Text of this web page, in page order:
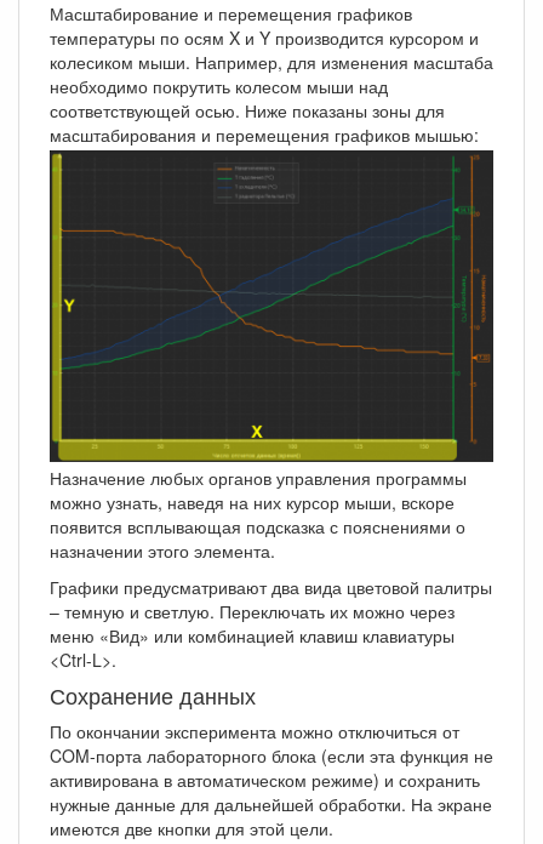
Масштабирование и перемещения графиков
температуры по осям X и Y производится курсором и
колесиком мыши. Например, для изменения масштаба
необходимо покрутить колесом мыши над
соответствующей осью. Ниже показаны зоны для
масштабирования и перемещения графиков мышью:
Назначение любых органов управления программы
можно узнать, наведя на них курсор мыши, вскоре
появится всплывающая подсказка с пояснениями о
назначении этого элемента.
Графики предусматривают два вида цветовой палитры
– темную и светлую. Переключать их можно через
меню «Вид» или комбинацией клавиш клавиатуры
<Ctrl-L>.
Сохранение данных
По окончании эксперимента можно отключиться от
COM-порта лабораторного блока (если эта функция не
активирована в автоматическом режиме) и сохранить
нужные данные для дальнейшей обработки. На экране
имеются две кнопки для этой цели.